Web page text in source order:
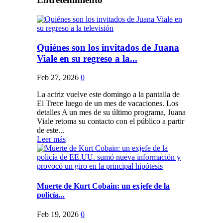
Quiénes son los invitados de Juana
Viale en su regreso a la...
Feb 27, 2026 0
La actriz vuelve este domingo a la pantalla de
El Trece luego de un mes de vacaciones. Los
detalles A un mes de su último programa, Juana
Viale retoma su contacto con el público a partir
de este...
Leer más
Muerte de Kurt Cobain: un exjefe de la
policía...
Feb 19, 2026 0